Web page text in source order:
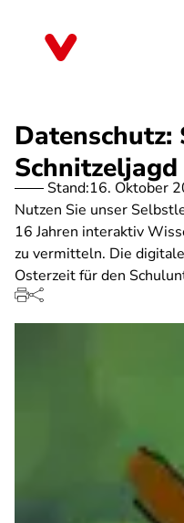
Stand:16. Oktober
Nutzen Sie unser
16 Jahren interaktiv
zu vermitteln. Die
Osterzeit für den